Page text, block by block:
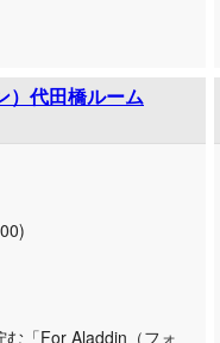
やし空間をご用意い
抜かれたセラピスト
。 独自の技術
が、お客様一人ひと
し、至福のひととき
のプライベート空間
）代田橋ルーム
「For Aladdin（フォ